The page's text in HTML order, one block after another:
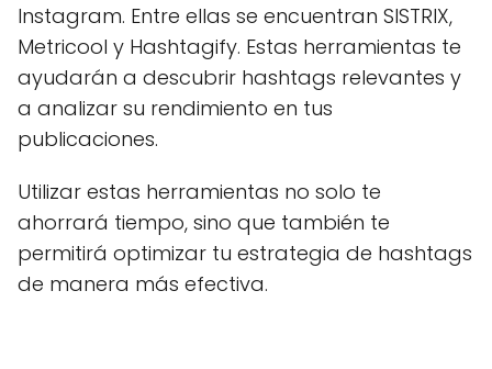
Instagram. Entre ellas se encuentran SISTRIX,
Metricool y Hashtagify. Estas herramientas te
ayudarán a descubrir hashtags relevantes y
a analizar su rendimiento en tus
publicaciones.
Utilizar estas herramientas no solo te
ahorrará tiempo, sino que también te
permitirá optimizar tu estrategia de hashtags
de manera más efectiva.